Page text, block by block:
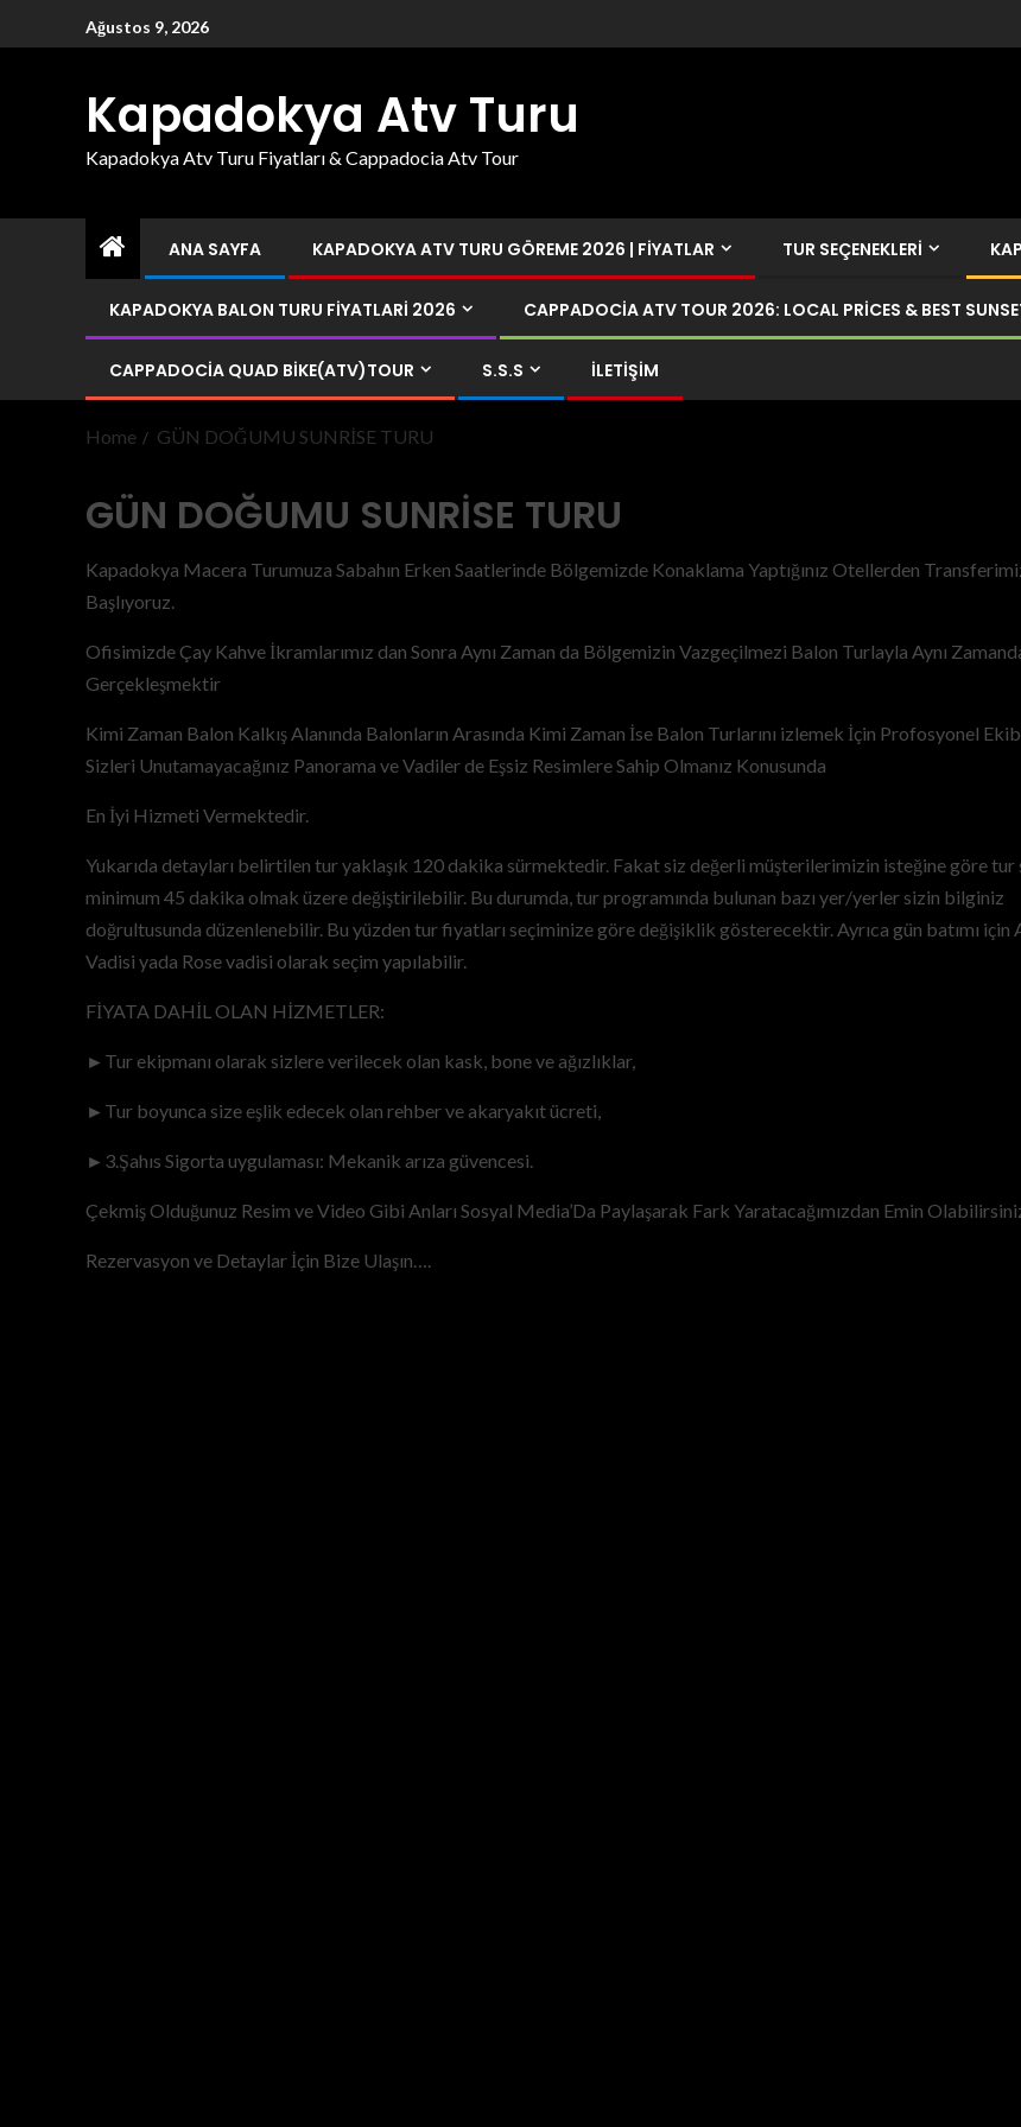
Ağustos 9, 2026
Kapadokya Atv Turu
Kapadokya Atv Turu Fiyatları & Cappadocia Atv Tour
ANA SAYFA KAPADOKYA ATV TURU GÖREME 2026 | FIYATLAR TUR SEÇENEKLERI
KAPADOKYA BALON TURU FIYATLARI 2026 CAPPADOCIA ATV TOUR 2026: LOCAL PRICES & BEST
CAPPADOCIA QUAD BIKE(ATV)TOUR S.S.S İLETIŞIM
Home GÜN DOĞUMU SUNRİSE TURU
GÜN DOĞUMU SUNRİSE TURU
Kapadokya Macera Turumuza Sabahın Erken Saatlerinde Bölgemizde Konaklama Yaptığınız Otellerden
Başlıyoruz.
Ofisimizde Çay Kahve İkramlarımız dan Sonra Aynı Zaman da Bölgemizin Vazgeçilmezi Balon Turlayla Aynı
Gerçekleşmektir
Kimi Zaman Balon Kalkış Alanında Balonların Arasında Kimi Zaman İse Balon Turlarını izlemek İçin Profosyonel
Sizleri Unutamayacağınız Panorama ve Vadiler de Eşsiz Resimlere Sahip Olmanız Konusunda
En İyi Hizmeti Vermektedir.
Yukarıda detayları belirtilen tur yaklaşık 120 dakika sürmektedir. Fakat siz değerli müşterilerimizin isteğine göre tur
minimum 45 dakika olmak üzere değiştirilebilir. Bu durumda, tur programında bulunan bazı yer/yerler sizin bilginiz
doğrultusunda düzenlenebilir. Bu yüzden tur fiyatları seçiminize göre değişiklik gösterecektir. Ayrıca gün batımı için
Vadisi yada Rose vadisi olarak seçim yapılabilir.
FİYATA DAHİL OLAN HİZMETLER:
►Tur ekipmanı olarak sizlere verilecek olan kask, bone ve ağızlıklar,
►Tur boyunca size eşlik edecek olan rehber ve akaryakıt ücreti,
►3.Şahıs Sigorta uygulaması: Mekanik arıza güvencesi.
Çekmiş Olduğunuz Resim ve Video Gibi Anları Sosyal Media’Da Paylaşarak Fark Yaratacağımızdan Emin
Rezervasyon ve Detaylar İçin Bize Ulaşın….